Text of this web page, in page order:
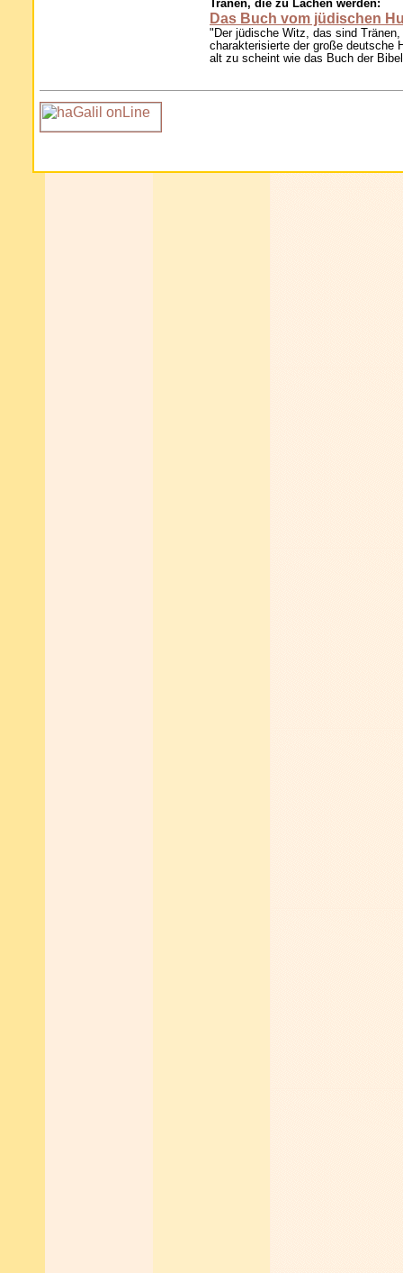
Tränen, die zu Lachen werden:
Das Buch vom jüdischen
"Der jüdische Witz, das sind
charakterisierte der große deutsche
alt zu scheint wie das Buch der